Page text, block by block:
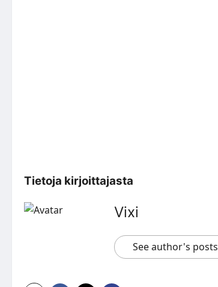
Tietoja kirjoittajasta
Vixi
See author's posts